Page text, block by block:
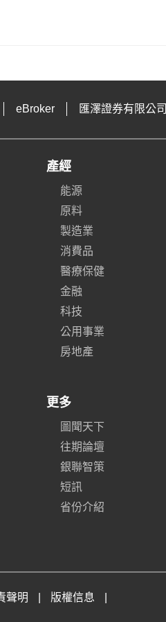
eBroker 匯澤證券有限公司
產經
能源
原料
製造業
消費品
醫療保健
金融
科技
公用事業
房地產
更多
圖聞天下
往期論壇
銀聯智策
短訊
省份介紹
聲明 版權信息